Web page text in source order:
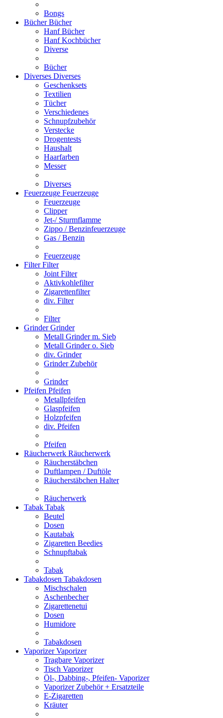
Bongs
BücherBücher
Hanf Bücher
Hanf Kochbücher
Diverse
Bücher
Diverses Diverses
Geschenksets
Textilien
Tücher
Verschiedenes
Schnupfzubehör
Verstecke
Drogentests
Haushalt
Haarfarben
Messer
Diverses
Feuerzeuge Feuerzeuge
Feuerzeuge
Clipper
Jet-/ Sturmflamme
Zippo / Benzinfeuerzeuge
Gas / Benzin
Feuerzeuge
FilterFilter
Joint Filter
Aktivkohlefilter
Zigarettenfilter
div. Filter
Filter
GrinderGrinder
Metall Grinder m. Sieb
Metall Grinder o. Sieb
div. Grinder
Grinder Zubehör
Grinder
Pfeifen Pfeifen
Metallpfeifen
Glaspfeifen
Holzpfeifen
div. Pfeifen
Pfeifen
Räucherwerk Räucherwerk
Räucherstäbchen
Duftlampen / Duftöle
Räucherstäbchen Halter
Räucherwerk
Tabak Tabak
Beutel
Dosen
Kautabak
Zigaretten Beedies
Schnupftabak
Tabak
Tabakdosen Tabakdosen
Mischschalen
Aschenbecher
Zigarettenetui
Dosen
Humidore
Tabakdosen
VaporizerVaporizer
Tragbare Vaporizer
Tisch Vaporizer
Öl-, Dabbing-, Pfeifen- Vaporizer
Vaporizer Zubehör + Ersatzteile
E-Zigaretten
Kräuter